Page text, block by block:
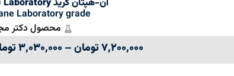
ان-هپتان گرید Laboratory (دکتر مجللی)
Laboratory grade
محصول دکتر
۷,۲۰۰,۰۰۰تومان–۳,۰۳۰,۰۰۰